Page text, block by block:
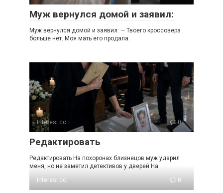
Муж вернулся домой и заявил:
Муж вернулся домой и заявил: — Твоего кроссовера
больше нет. Моя мать его продала.
Interesi.cc 0
Редактировать
Редактировать На похоронах близнецов муж ударил
меня, но не заметил детективов у дверей На
Interesi.cc
0